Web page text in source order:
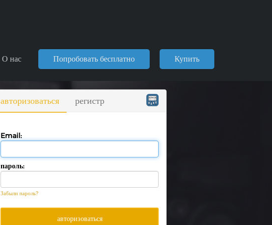
О нас Попробовать бесплатно Купить
авторизоваться регистр
Email:
пароль:
Забыли пароль?
авторизоваться